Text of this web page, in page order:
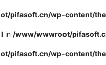
pifasoft.cn/wp-content/
in /www/wwwroot/
pifasoft.cn/wp-content/